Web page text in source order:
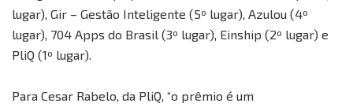
lugar), Gir – Gestão Inteligente (5º lugar), Azulou (4º
lugar), 704 Apps do Brasil (3º lugar), Einship (2º lugar) e
PliQ (1º lugar).
Para Cesar Rabelo, da PliQ, “o prêmio é um